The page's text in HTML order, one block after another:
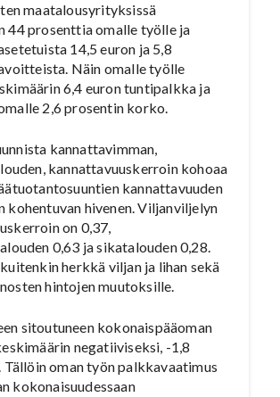
maatalousyrityksissä
44 prosenttia omalle työlle ja
14,5 euron ja 5,8
Näin omalle työlle
6,4 euron tuntipalkka ja
2,6 prosentin korko.
kannattavimman,
kannattavuuskerroin kohoaa
kannattavuuden
kohentuvan hivenen. Viljanviljelyn
on 0,37,
0,63 ja sikatalouden 0,28.
herkkä viljan ja lihan sekä
hintojen muutoksille.
sitoutuneen kokonaispääoman
negatiiviseksi, -1,8
oman työn palkkavaatimus
kokonaisuudessaan